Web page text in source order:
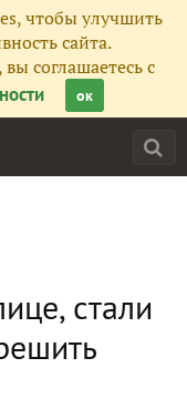
чтобы улучшить
сайта.
соглашаетесь с
ок
стали